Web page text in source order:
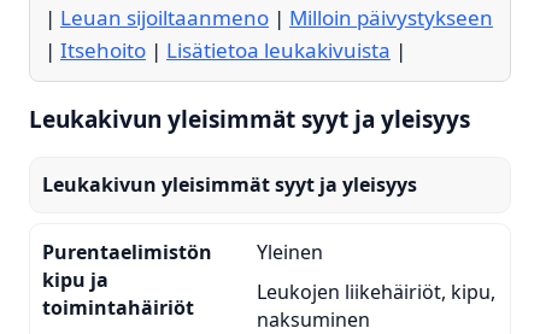
| Leuan sijoiltaanmeno | Milloin päivystykseen
| Itsehoito | Lisätietoa leukakivuista |
Leukakivun yleisimmät syyt ja yleisyys
Leukakivun yleisimmät syyt ja yleisyys
Purentaelimistön
kipu ja
toimintahäiriöt
Yleinen
Leukojen liikehäiriöt, kipu,
naksuminen